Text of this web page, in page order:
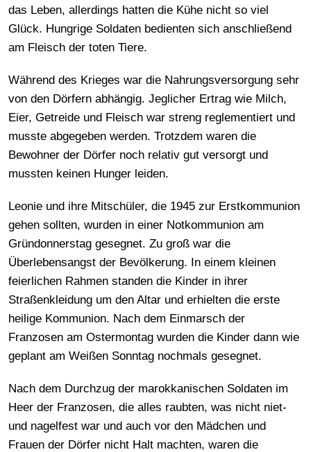
das Leben, allerdings hatten die Kühe nicht so viel
Glück. Hungrige Soldaten bedienten sich anschließend
am Fleisch der toten Tiere.
Während des Krieges war die Nahrungsversorgung sehr
von den Dörfern abhängig. Jeglicher Ertrag wie Milch,
Eier, Getreide und Fleisch war streng reglementiert und
musste abgegeben werden. Trotzdem waren die
Bewohner der Dörfer noch relativ gut versorgt und
mussten keinen Hunger leiden.
Leonie und ihre Mitschüler, die 1945 zur Erstkommunion
gehen sollten, wurden in einer Notkommunion am
Gründonnerstag gesegnet. Zu groß war die
Überlebensangst der Bevölkerung. In einem kleinen
feierlichen Rahmen standen die Kinder in ihrer
Straßenkleidung um den Altar und erhielten die erste
heilige Kommunion. Nach dem Einmarsch der
Franzosen am Ostermontag wurden die Kinder dann wie
geplant am Weißen Sonntag nochmals gesegnet.
Nach dem Durchzug der marokkanischen Soldaten im
Heer der Franzosen, die alles raubten, was nicht niet-
und nagelfest war und auch vor den Mädchen und
Frauen der Dörfer nicht Halt machten, waren die